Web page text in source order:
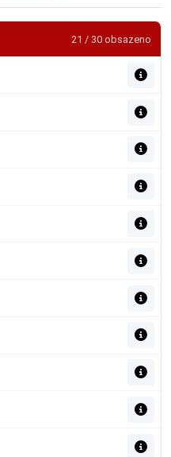
21 / 30 obsazeno